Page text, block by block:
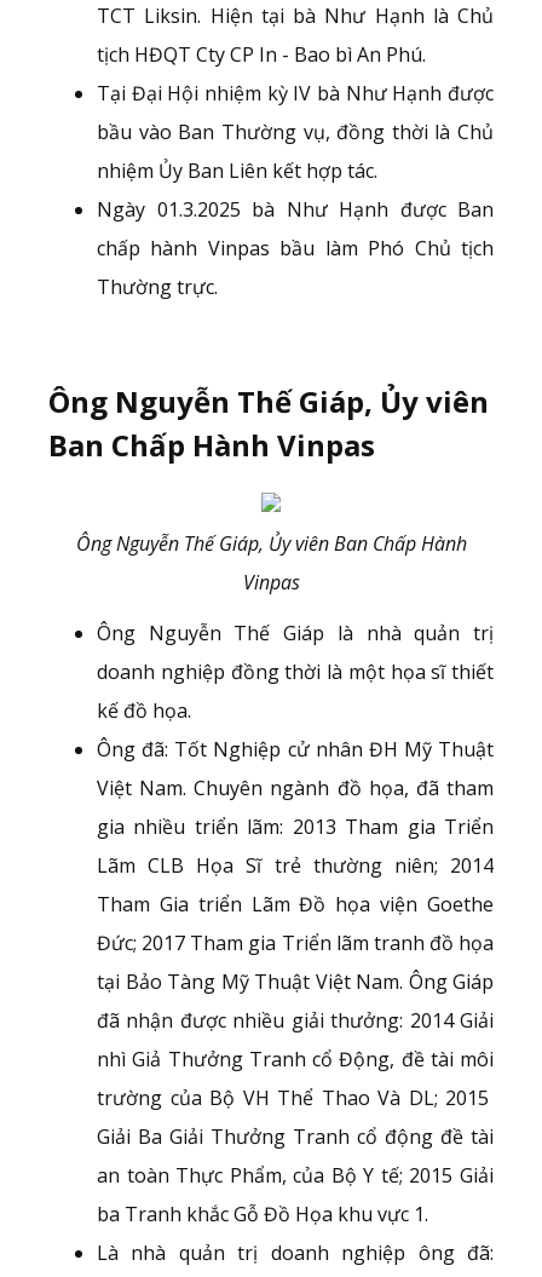
TCT Liksin. Hiện tại bà Như Hạnh là Chủ
tịch HĐQT Cty CP In - Bao bì An Phú.
Tại Đại Hội nhiệm kỳ IV bà Như Hạnh được
bầu vào Ban Thường vụ, đồng thời là Chủ
nhiệm Ủy Ban Liên kết hợp tác.
Ngày 01.3.2025 bà Như Hạnh được Ban
chấp hành Vinpas bầu làm Phó Chủ tịch
Thường trực.
Ông Nguyễn Thế Giáp, Ủy viên
Ban Chấp Hành Vinpas
Ông Nguyễn Thế Giáp, Ủy viên Ban Chấp Hành
Vinpas
Ông Nguyễn Thế Giáp là nhà quản trị
doanh nghiệp đồng thời là một họa sĩ thiết
kế đồ họa.
Ông đã: Tốt Nghiệp cử nhân ĐH Mỹ Thuật
Việt Nam. Chuyên ngành đồ họa, đã tham
gia nhiều triển lãm: 2013 Tham gia Triển
Lãm CLB Họa Sĩ trẻ thường niên; 2014
Tham Gia triển Lãm Đồ họa viện Goethe
Đức; 2017 Tham gia Triển lãm tranh đồ họa
tại Bảo Tàng Mỹ Thuật Việt Nam. Ông Giáp
đã nhận được nhiều giải thưởng: 2014 Giải
nhì Giả Thưởng Tranh cổ Động, đề tài môi
trường của Bộ VH Thể Thao Và DL; 2015
Giải Ba Giải Thưởng Tranh cổ động đề tài
an toàn Thực Phẩm, của Bộ Y tế; 2015 Giải
ba Tranh khắc Gỗ Đồ Họa khu vực 1.
Là nhà quản trị doanh nghiệp ông đã: